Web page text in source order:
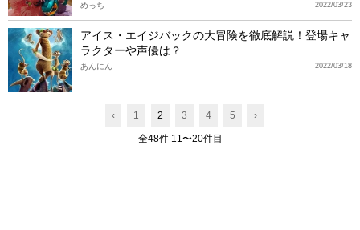
2022/03/23
めっち
アイス・エイジバックの大冒険を徹底解説！登場キャ
ラクターや声優は？
2022/03/18
あんにん
‹ 1 2 3 4 5 ›
全48件 11〜20件目